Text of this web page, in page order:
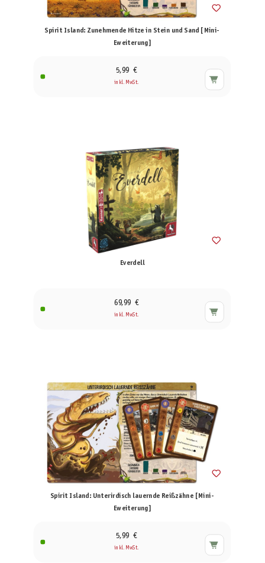
Spirit Island: Zunehmende Hitze in Stein und Sand [Mini-
Eweiterung]
5,99 €
inkl. MwSt.
Everdell
69,99 €
inkl. MwSt.
Spirit Island: Unterirdisch lauernde Reißzähne [Mini-
Eweiterung]
5,99 €
inkl. MwSt.